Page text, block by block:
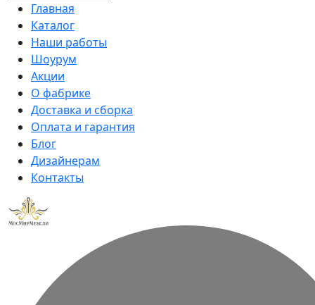
Главная
Каталог
Наши работы
Шоурум
Акции
О фабрике
Доставка и сборка
Оплата и гарантия
Блог
Дизайнерам
Контакты